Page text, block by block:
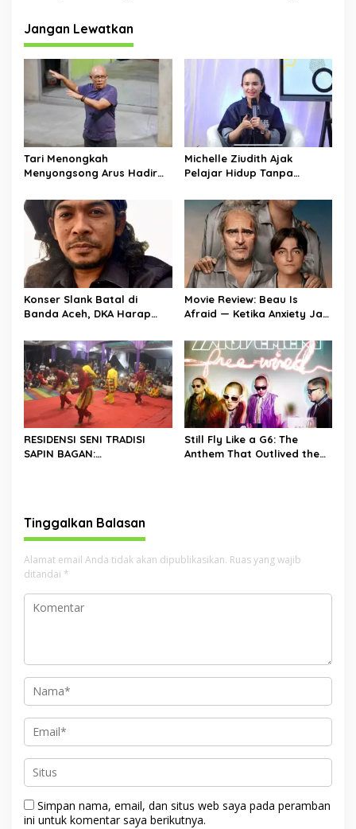
g
a
i
p
o
s
Jangan Lewatkan
Tari Menongkah
Menyongsong Arus Hadir
Michelle Ziudith Ajak
Pelajar Hidup Tanpa
Bahagia, Bukan Ambisi”
Konser Slank Batal di
Banda Aceh, DKA Harap
Movie Review: Beau Is
Afraid — Ketika Anxiety Jadi
Nyata Nggak Lagi Masuk
Akal
RESIDENSI SENI TRADISI
SAPIN BAGAN:
Still Fly Like a G6: The
Anthem That Outlived the
Tinggalkan Balasan
Alamat email Anda tidak akan dipublikasikan. Ruas yang wajib
ditandai *
Simpan nama, email, dan situs web saya pada peramban
ini untuk komentar saya berikutnya.